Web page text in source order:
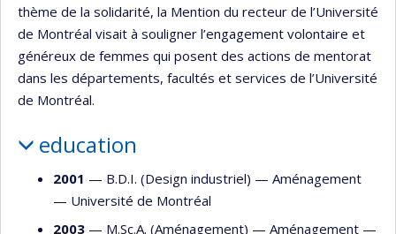
thème de la solidarité, la Mention du recteur de l’Université
de Montréal visait à souligner l’engagement volontaire et
généreux de femmes qui posent des actions de mentorat
dans les départements, facultés et services de l’Université
de Montréal.
education
2001 — B.D.I. (Design industriel) — Aménagement
— Université de Montréal
2003 — M.Sc.A. (Aménagement) — Aménagement —